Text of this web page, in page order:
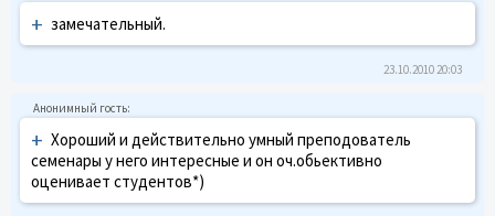
+ замечательный.
23.10.2010 20:03
+ Хороший и действительно умный преподователь
семенары у него интересные и он оч.обьективно
оценивает студентов*)